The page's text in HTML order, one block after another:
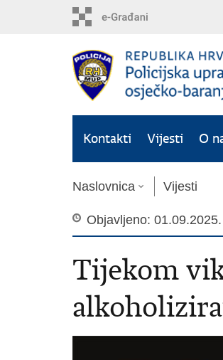
Kontakti Vijesti O
Naslovnica Vijesti
Objavljeno: 01.09.2025.
Tijekom